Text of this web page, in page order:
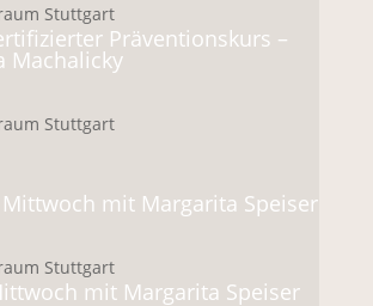
Stuttgart
Präventionskurs –
Machalicky
Stuttgart
mit Margarita Speiser
Stuttgart
mit Margarita Speiser